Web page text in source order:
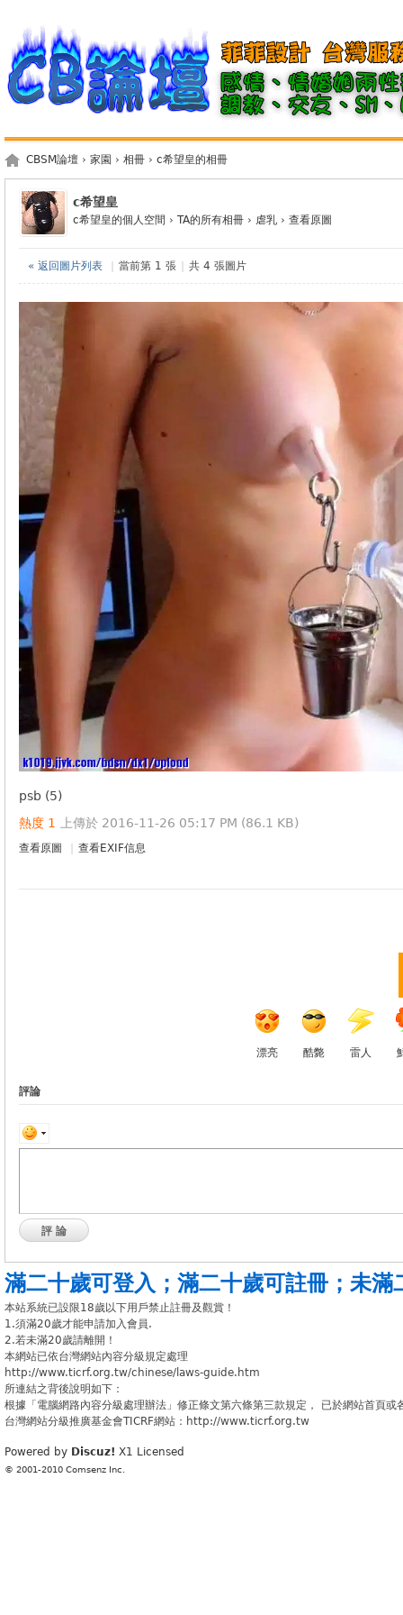
CBSM論壇 › 家園 › 相冊 › c希望皇的相冊
c希望皇
c希望皇的個人空間 › TA的所有相冊 › 虐乳 › 查看原圖
« 返回圖片列表 當前第 1 張 共 4 張圖片
psb (5)
熱度 1 上傳於 2016-11-26 05:17 PM (86.1 KB)
查看原圖 查看EXIF信息
漂亮 酷斃 雷人
評論
評論
滿二十歲可登入 ； 滿二十歲可註冊 ； 未滿
本站系統已設限18歲以下用戶禁止註冊及觀賞！
1.須滿20歲才能申請加入會員.
2.若未滿20歲請離開！
本網站已依台灣網站內容分級規定處理
http://www.ticrf.org.tw/chinese/laws-guide.htm
所連結之背後說明如下：
根據「電腦網路內容分級處理辦法」修正條文第六條第三款規定， 已於網站首頁
台灣網站分級推廣基金會TICRF網站：http://www.ticrf.org.tw
Powered by Discuz! X1 Licensed
© 2001-2010 Comsenz Inc.